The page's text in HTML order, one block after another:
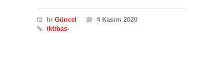
In Güncel
4 Kasım 2020
iktibas-